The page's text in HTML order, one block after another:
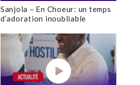
Sanjola – En Choeur: un temps
d’adoration inoubliable